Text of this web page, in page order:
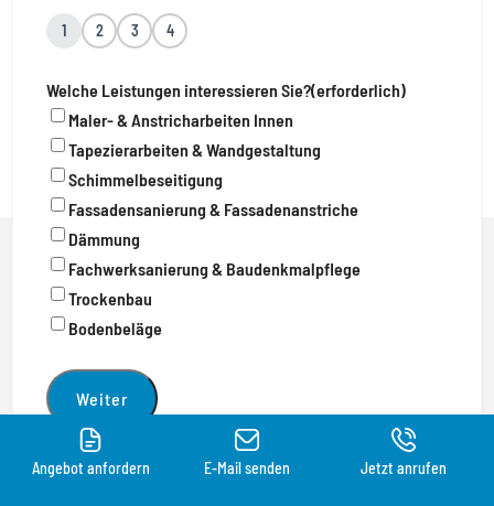
1 2 3 4
Welche Leistungen interessieren Sie?(erforderlich)
Maler- & Anstricharbeiten Innen
Tapezierarbeiten & Wandgestaltung
Schimmelbeseitigung
Fassadensanierung & Fassadenanstriche
Dämmung
Fachwerksanierung & Baudenkmalpflege
Trockenbau
Bodenbeläge
Angebot anfordern E-Mail senden Jetzt anrufen